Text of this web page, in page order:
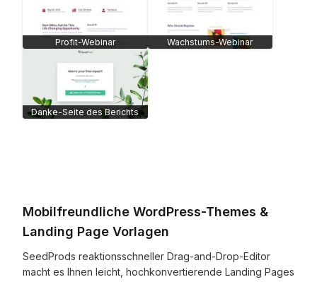
Profit-Webinar Wachstums-Webinar
Danke-Seite des Berichts
Mobilfreundliche WordPress-Themes &
Landing Page Vorlagen
SeedProds reaktionsschneller Drag-and-Drop-Editor
macht es Ihnen leicht, hochkonvertierende Landing Pages